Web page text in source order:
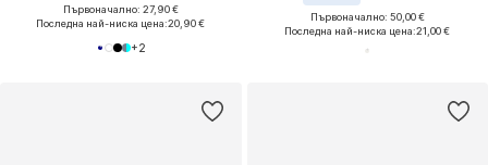
Първоначално: 27,90 €
Последна най-ниска цена:20,90 €
+2
Първоначално: 50,00 €
Последна най-ниска цена:21,00 €